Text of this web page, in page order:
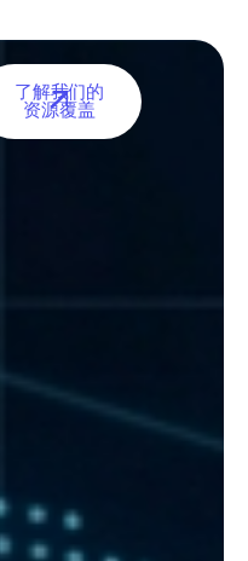
了解我们的
资源覆盖